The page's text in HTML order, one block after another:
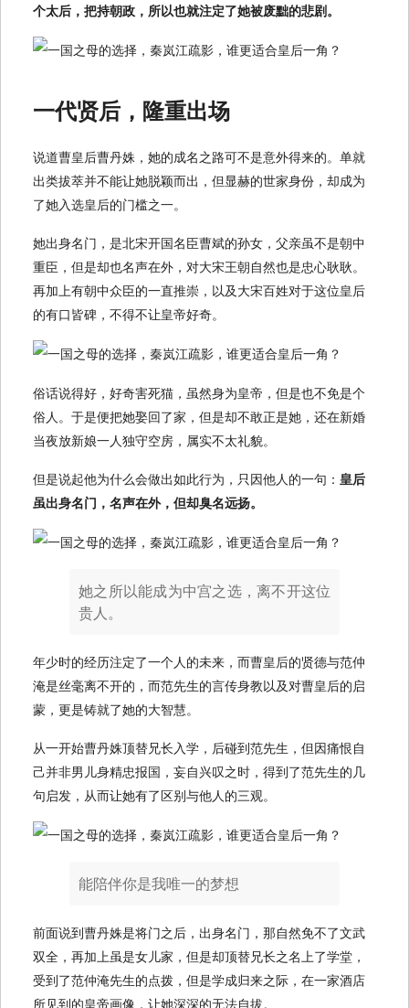
个太后，把持朝政，所以也就注定了她被废黜的悲剧。
一代贤后，隆重出场
说道曹皇后曹丹姝，她的成名之路可不是意外得来的。单就
出类拔萃并不能让她脱颖而出，但显赫的世家身份，却成为
了她入选皇后的门槛之一。
她出身名门，是北宋开国名臣曹斌的孙女，父亲虽不是朝中
重臣，但是却也名声在外，对大宋王朝自然也是忠心耿耿。
再加上有朝中众臣的一直推崇，以及大宋百姓对于这位皇后
的有口皆碑，不得不让皇帝好奇。
俗话说得好，好奇害死猫，虽然身为皇帝，但是也不免是个
俗人。于是便把她娶回了家，但是却不敢正是她，还在新婚
当夜放新娘一人独守空房，属实不太礼貌。
但是说起他为什么会做出如此行为，只因他人的一句： 皇后
虽出身名门，名声在外，但却臭名远扬。
她之所以能成为中宫之选，离不开这位
贵人。
年少时的经历注定了一个人的未来，而曹皇后的贤德与范仲
淹是丝毫离不开的，而范先生的言传身教以及对曹皇后的启
蒙，更是铸就了她的大智慧。
从一开始曹丹姝顶替兄长入学，后碰到范先生，但因痛恨自
己并非男儿身精忠报国，妄自兴叹之时，得到了范先生的几
句启发，从而让她有了区别与他人的三观。
能陪伴你是我唯一的梦想
前面说到曹丹姝是将门之后，出身名门，那自然免不了文武
双全，再加上虽是女儿家，但是却顶替兄长之名上了学堂，
受到了范仲淹先生的点拨，但是学成归来之际，在一家酒店
所见到的皇帝画像，让她深深的无法自拔。